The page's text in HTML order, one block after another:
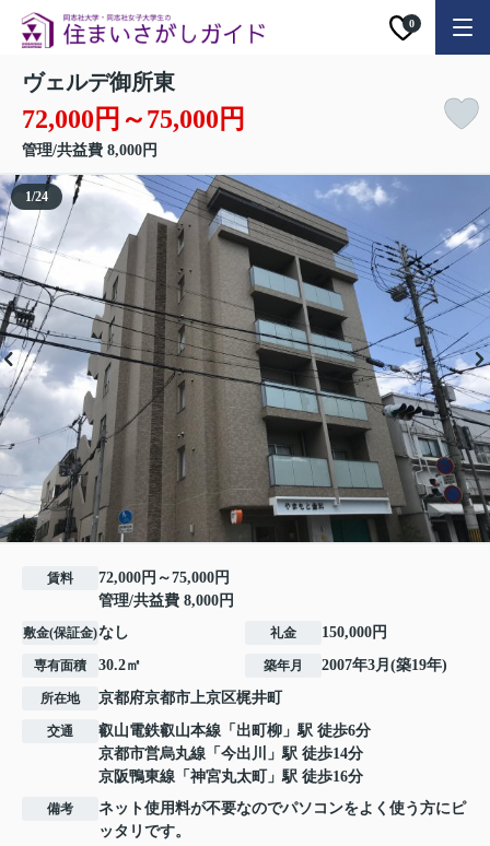
0
ヴェルデ御所東
72,000円～75,000円
管理/共益費 8,000円
1/24
賃料
72,000円～75,000円
管理/共益費 8,000円
敷金(保証金)なし 礼金 150,000円
専有面積 30.2㎡ 築年月 2007年3月(築19年)
所在地 京都府京都市上京区梶井町
交通 叡山電鉄叡山本線 「 出町柳 」駅 徒歩6分
京都市営烏丸線 「 今出川
」駅 徒歩14分
京阪鴨東線 「 神宮丸太町 」駅 徒歩16分
備考
ネット使用料が不要なのでパソコンをよく使う方にピ
ッタリです。